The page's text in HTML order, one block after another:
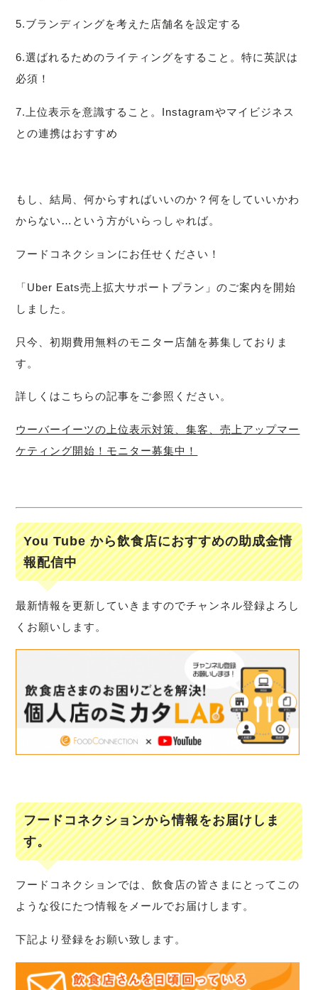
5.ブランディングを考えた店舗名を設定する
6.選ばれるためのライティングをすること。特に英訳は
必須！
7.上位表示を意識すること。Instagramやマイビジネス
との連携はおすすめ
もし、結局、何からすればいいのか？何をしていいかわ
からない…という方がいらっしゃれば。
フードコネクションにお任せください！
「Uber Eats売上拡大サポートプラン」のご案内を開始
しました。
只今、初期費用無料のモニター店舗を募集しておりま
す。
詳しくはこちらの記事をご参照ください。
ウーバーイーツの上位表示対策、集客、売上アップマー
ケティング開始！モニター募集中！
You Tube から飲食店におすすめの助成金情
報配信中
最新情報を更新していきますのでチャンネル登録よろし
くお願いします。
フードコネクションから情報をお届けしま
す。
フードコネクションでは、飲食店の皆さまにとってこの
ような役にたつ情報をメールでお届けします。
下記より登録をお願い致します。